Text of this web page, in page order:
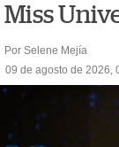
Miss
Por Selene Mejía
09 de agosto de 2026,